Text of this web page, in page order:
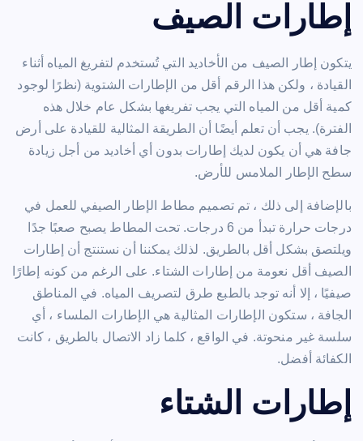
إطارات الصيف
يتكون إطار الصيف من الأخاديد التي تُستخدم لتفريغ المياه أثناء
القيادة ، ولكن هذا الرقم أقل من الإطارات الشتوية (نظرًا لوجود
كمية أقل من المياه التي يجب تفريغها بشكل عام خلال هذه
الفترة). يجب أن تعلم أيضًا أن الطريقة المثالية للقيادة على أرض
جافة هي أن يكون لديك إطارات بدون أي أخاديد من أجل زيادة
سطح الإطار الملامس للأرض.
بالإضافة إلى ذلك ، تم تصميم مطاط الإطار الصيفي للعمل في
درجات حرارة تبدأ من 6 درجات. تحت المطاط يصبح صعبًا جدًا
ويلتصق بشكل أقل بالطريق. لذلك يمكننا أن نستنتج أن إطارات
الصيف أقل نعومة من إطارات الشتاء. على الرغم من كونه إطارًا
صيفيًا ، إلا أنه توجد بالطبع طرق لتصريف المياه. في المناطق
الجافة ، ستكون الإطارات المثالية هي الإطارات الملساء ، أي
سلسة غير منحوتة. في الواقع ، كلما زاد الاتصال بالطريق ، كانت
الكفائة أفضل.
إطارات الشتاء